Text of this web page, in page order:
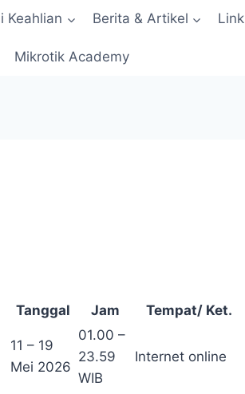
Keahlian Berita & Artikel Link
Mikrotik Academy
Tanggal Jam Tempat/ Ket.
11 – 19
Mei 2026
01.00 –
23.59
WIB
Internet online